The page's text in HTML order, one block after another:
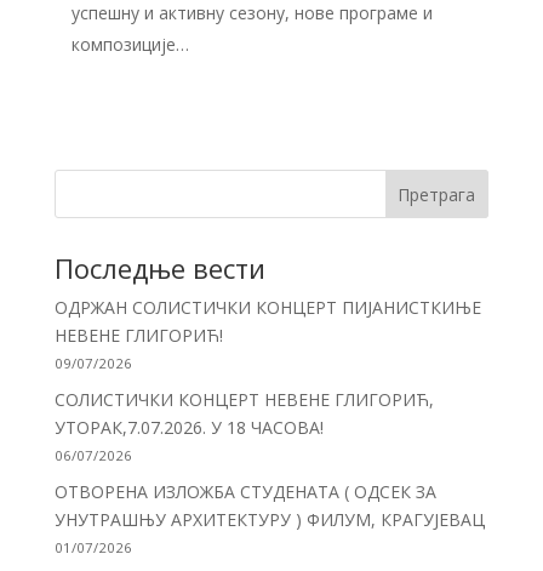
успешну и активну сезону, нове програме и
композиције…
Претрага
Последње вести
ОДРЖАН СОЛИСТИЧКИ КОНЦЕРТ ПИЈАНИСТКИЊЕ
НЕВЕНЕ ГЛИГОРИЋ!
09/07/2026
СОЛИСТИЧКИ КОНЦЕРТ НЕВЕНЕ ГЛИГОРИЋ,
УТОРАК,7.07.2026. У 18 ЧАСОВА!
06/07/2026
ОТВОРЕНА ИЗЛОЖБА СТУДЕНАТА ( ОДСЕК ЗА
УНУТРАШЊУ АРХИТЕКТУРУ ) ФИЛУМ, КРАГУЈЕВАЦ
01/07/2026